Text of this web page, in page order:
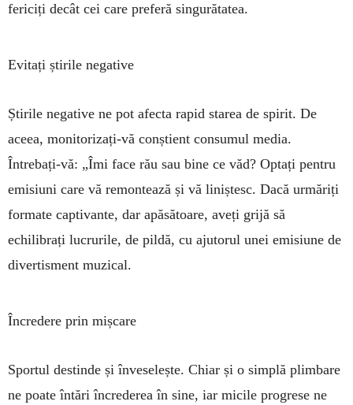
fericiți decât cei care preferă singurătatea.
Evitați știrile negative
Știrile negative ne pot afecta rapid starea de spirit. De
aceea, monitorizați-vă conștient consumul media.
Întrebați-vă: „­­­Îmi face rău sau bine ce văd? Optați pentru
emisiuni care vă remontează și vă liniștesc. Dacă urmăriți
for­mate captivante, dar apăsătoare, aveți grijă să
echilibrați lucrurile, de pildă, cu ajutorul unei emisiune de
divertisment muzical.
Încredere prin mișcare
Sportul destinde și înveselește. Chiar și o simplă plimbare
ne poate întări încrederea în sine, iar micile progrese ne